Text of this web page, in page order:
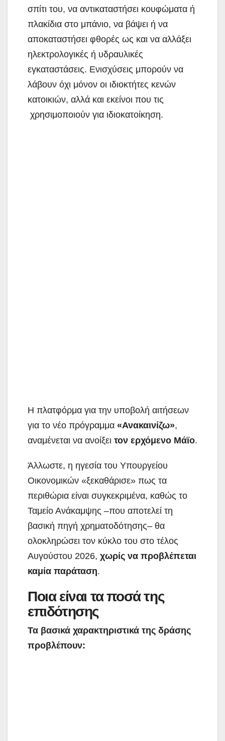
σπίτι του, να αντικαταστήσει κουφώματα ή
πλακίδια στο μπάνιο, να βάψει ή να
αποκαταστήσει φθορές ως και να αλλάξει
ηλεκτρολογικές ή υδραυλικές
εγκαταστάσεις. Ενισχύσεις μπορούν να
λάβουν όχι μόνον οι ιδιοκτήτες κενών
κατοικιών, αλλά και εκείνοι που τις
χρησιμοποιούν για ιδιοκατοίκηση.
Η πλατφόρμα για την υποβολή αιτήσεων
για το νέο πρόγραμμα «Ανακαινίζω»,
αναμένεται να ανοίξει τον ερχόμενο Μάϊο.
Άλλωστε, η ηγεσία του Υπουργείου
Οικονομικών «ξεκαθάρισε» πως τα
περιθώρια είναι συγκεκριμένα, καθώς το
Ταμείο Ανάκαμψης –που αποτελεί τη
βασική πηγή χρηματοδότησης– θα
ολοκληρώσει τον κύκλο του στο τέλος
Αυγούστου 2026, χωρίς να προβλέπεται
καμία παράταση.
Ποια είναι τα ποσά της
επιδότησης
Τα βασικά χαρακτηριστικά της δράσης
προβλέπουν: